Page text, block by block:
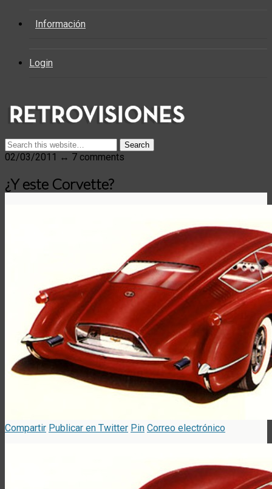
Información
Login
02/03/2011 ↔ 7 comments
¿Y este Corvette?
Compartir Publicar en Twitter Pin Correo electrónico